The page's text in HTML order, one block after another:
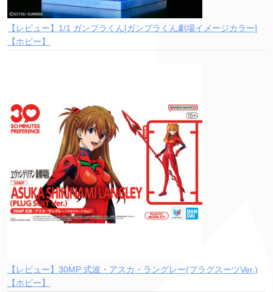
【レビュー】1/1 ガンプラくん[ガンプラくん劇場イメージカラー]
【ホビー】
【レビュー】30MP 式波・アスカ・ラングレー(プラグスーツVer.)
【ホビー】